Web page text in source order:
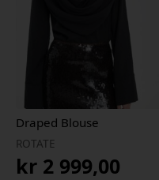
Draped Blouse
ROTATE
kr 2 999,00